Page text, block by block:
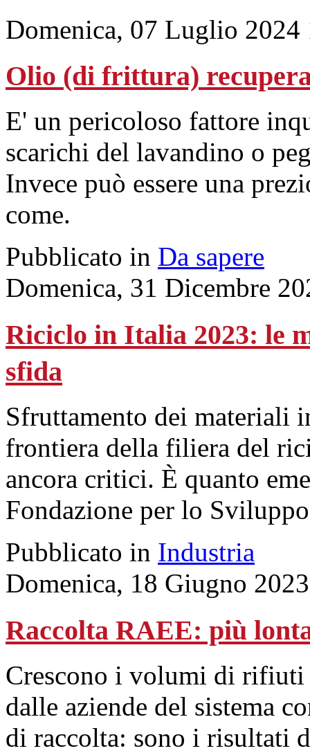
Domenica, 07 Luglio 2024
Olio (di frittura)
E' un pericoloso fattore
scarichi del lavandino o
Invece può essere una
come.
Pubblicato in Da sapere
Domenica, 31 Dicembre
Riciclo in Italia 2023: le
sfida
Sfruttamento dei materiali
frontiera della filiera del
ancora critici. È quanto
Fondazione per lo
Pubblicato in Industria
Domenica, 18 Giugno
Raccolta RAEE: più
Crescono i volumi di
dalle aziende del sistema
di raccolta: sono i risultati